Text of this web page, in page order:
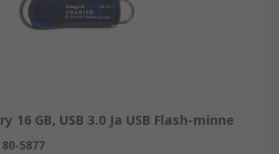
GB, USB 3.0 Ja USB Flash-minne
5877